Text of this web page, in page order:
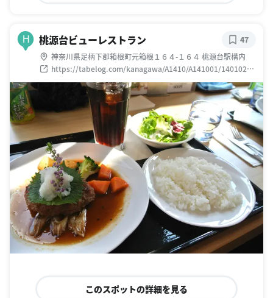
H 桃源台ビューレストラン
神奈川県足柄下郡箱根町元箱根１６４-１６４ 桃源台駅構内
https://tabelog.com/kanagawa/A1410/A141001/14010278
/
47
このスポットの詳細を見る